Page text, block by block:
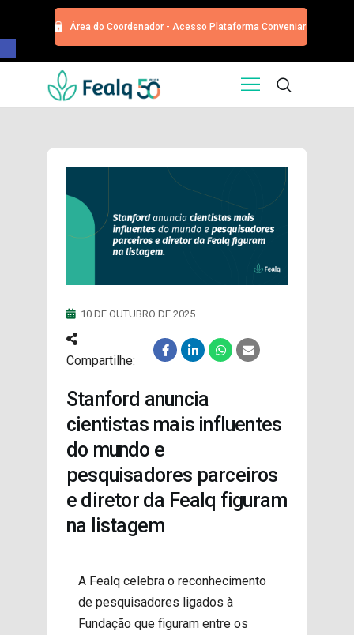
Barra de Ferramentas Aberta
Área do Coordenador - Acesso Plataforma Conveniar
HOME
EDITORA
PROGRAMA DE APOIOS
TRABALHE CONOSCO
NOTÍCIAS
CONTATO
DOAÇÕES PARA
PROJETOS
10 DE OUTUBRO DE 2025
Compartilhe:
Stanford anuncia
cientistas mais influentes
do mundo e
pesquisadores parceiros
e diretor da Fealq figuram
na listagem
A Fealq celebra o reconhecimento
de pesquisadores ligados à
Fundação que figuram entre os